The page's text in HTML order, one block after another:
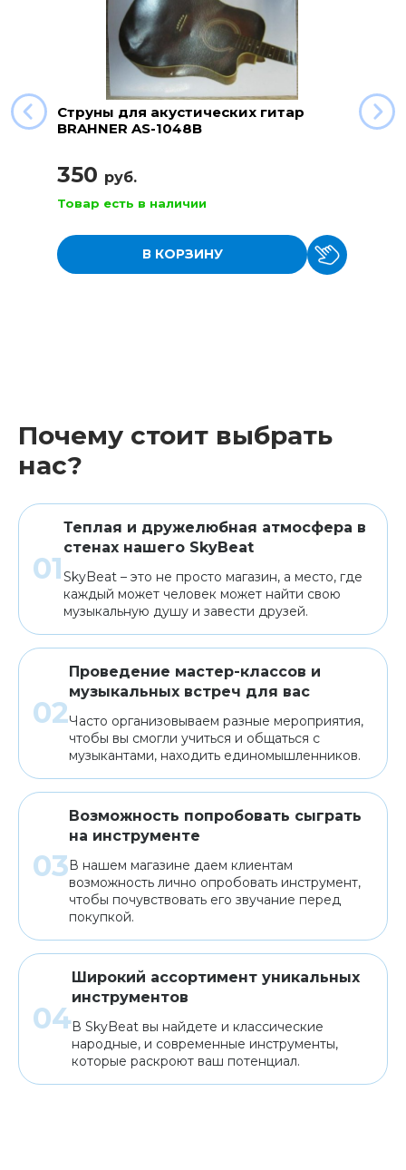
Струны для акустических гитар
BRAHNER AS-1048B
350 руб.
Товар есть в наличии
В КОРЗИНУ
Почему стоит выбрать
нас?
Теплая и дружелюбная атмосфера в
стенах нашего SkyBeat
SkyBeat – это не просто магазин, а место, где
каждый может человек может найти свою
музыкальную душу и завести друзей.
Проведение мастер-классов и
музыкальных встреч для вас
Часто организовываем разные мероприятия,
чтобы вы смогли учиться и общаться с
музыкантами, находить единомышленников.
Возможность попробовать сыграть
на инструменте
В нашем магазине даем клиентам
возможность лично опробовать инструмент,
чтобы почувствовать его звучание перед
покупкой.
Широкий ассортимент уникальных
инструментов
В SkyBeat вы найдете и классические
народные, и современные инструменты,
которые раскроют ваш потенциал.